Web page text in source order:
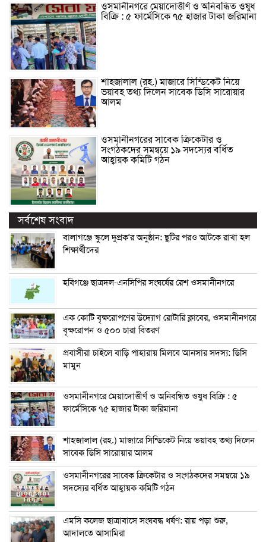
ওসমানীনগরে মেয়াদোত্তীর্ণ ও অনিবন্ধিত ওষুধ
বিক্রি : ৫ ফার্মেসিকে ৭৫ হাজার টাকা জরিমানা
শাহজালাল (রহ.) মাজারে সিন্ডিকেট নিয়ে
ভয়াবহ তথ্য দিলেন সাবেক ডিসি সারোয়ার
আলম
ওসমানীনগরের সাবেক ক্রিকেটার ও
সংগঠকদের সমন্বয়ে ১৯ সদস্যের বর্ধিত
আহ্বায়ক কমিটি গঠন
সর্বশেষ সংবাদ
বালাগঞ্জে স্কুলে দুপ্রক’র অনুষ্ঠান: ছুটির পরও আটকে রাখা হল
শিক্ষার্থীদের
হবিগঞ্জে ছাত্রদল-এনসিপির সংঘর্ষের রেশ ওসমানীনগরে
এক কোটি বৃক্ষরোপণের উদ্যোগ রোটারি ক্লাবের, ওসমানীনগরে
বৃক্ষরোপন ও ৫০০ চারা বিতরণ
প্রবাসীরা চাইলে বাড়ি পাহারায় মিলবে আনসার সদস্য: ডিসি
মামুন
ওসমানীনগরে মেয়াদোত্তীর্ণ ও অনিবন্ধিত ওষুধ বিক্রি : ৫
ফার্মেসিকে ৭৫ হাজার টাকা জরিমানা
শাহজালাল (রহ.) মাজারে সিন্ডিকেট নিয়ে ভয়াবহ তথ্য দিলেন
সাবেক ডিসি সারোয়ার আলম
ওসমানীনগরের সাবেক ক্রিকেটার ও সংগঠকদের সমন্বয়ে ১৯
সদস্যের বর্ধিত আহ্বায়ক কমিটি গঠন
এম‌সি কলেজ ছাত্রাবাসে সংঘবদ্ধ ধর্ষণ: রায় পড়া শুরু,
আদালতে আসামিরা